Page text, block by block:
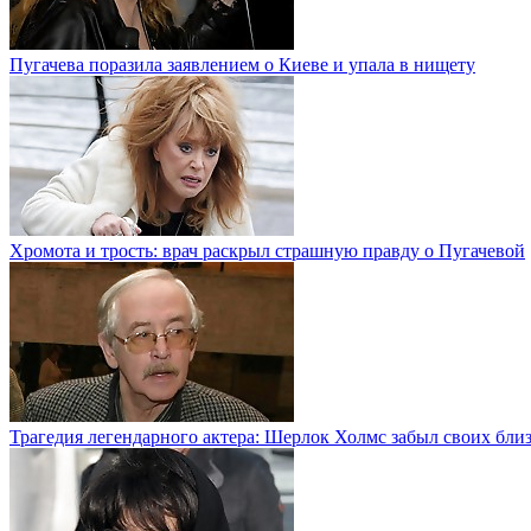
Пугачева поразила заявлением о Киеве и упала в нищету
Хромота и трость: врач раскрыл страшную правду о Пугачевой
Трагедия легендарного актера: Шерлок Холмс забыл своих